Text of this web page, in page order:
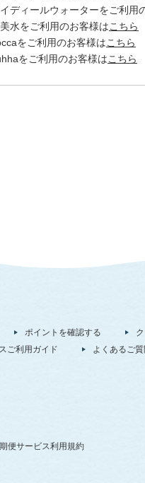
ディールウォーターをご利用
水をご利用のお客様はこちら
をご利用のお客様はこちら
をご利用のお客様はこちら
ポイントを確認する
ご利用ガイド
よくあるご質
便サービス利用規約